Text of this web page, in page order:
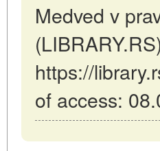
Medved v
https://
of access: